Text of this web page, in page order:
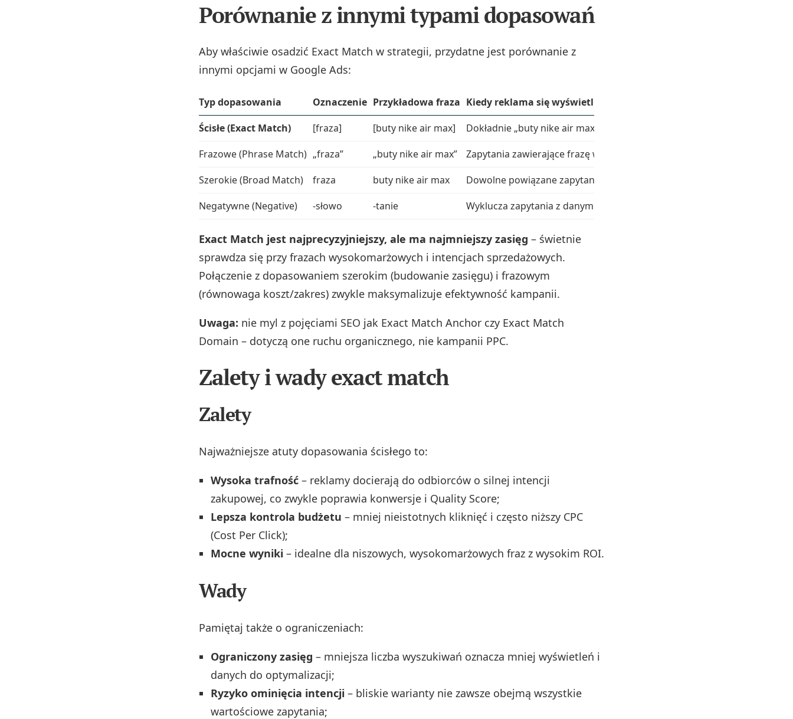
Porównanie z innymi typami dopasowań
Aby właściwie osadzić Exact Match w strategii, przydatne jest porównanie z
innymi opcjami w Google Ads:
Typ dopasowania Oznaczenie Przykładowa fraza Kiedy reklama się wyświetli?
Ścisłe (Exact Match)
[fraza] [buty nike air max]
Dokładnie „buty nike air max” lub bliskie warianty o tym samym
Frazowe (Phrase Match) „fraza” „buty nike air max”
Zapytania zawierające frazę w kolejności, np. „czerwone buty nike air
Szerokie (Broad Match)
fraza buty nike air max
Dowolne powiązane zapytania, np. „najlepsze sneakersy nike”, nawet
Negatywne (Negative)
-słowo -tanie Wyklucza zapytania z danym słowem, np. blokuje „tanie buty nike”.
Exact Match jest najprecyzyjniejszy, ale ma najmniejszy zasięg – świetnie
sprawdza się przy frazach wysokomarżowych i intencjach sprzedażowych.
Połączenie z dopasowaniem szerokim (budowanie zasięgu) i frazowym
(równowaga koszt/zakres) zwykle maksymalizuje efektywność kampanii.
Uwaga: nie myl z pojęciami SEO jak Exact Match Anchor czy Exact Match
Domain – dotyczą one ruchu organicznego, nie kampanii PPC.
Zalety i wady exact match
Zalety
Najważniejsze atuty dopasowania ścisłego to:
Wysoka trafność – reklamy docierają do odbiorców o silnej intencji
zakupowej, co zwykle poprawia konwersje i Quality Score;
Lepsza kontrola budżetu – mniej nieistotnych kliknięć i często niższy CPC
(Cost Per Click);
Mocne wyniki – idealne dla niszowych, wysokomarżowych fraz z wysokim ROI.
Wady
Pamiętaj także o ograniczeniach:
Ograniczony zasięg – mniejsza liczba wyszukiwań oznacza mniej wyświetleń i
danych do optymalizacji;
Ryzyko ominięcia intencji – bliskie warianty nie zawsze obejmą wszystkie
wartościowe zapytania;